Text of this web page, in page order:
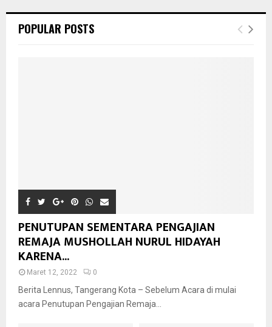
POPULAR POSTS
PENUTUPAN SEMENTARA PENGAJIAN
REMAJA MUSHOLLAH NURUL HIDAYAH
KARENA...
Maret 12, 2022 0
Berita Lennus, Tangerang Kota – Sebelum Acara di mulai
acara Penutupan Pengajian Remaja...